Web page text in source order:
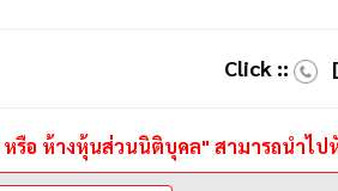
Click :: [
รือ ห้างหุ้นส่วนนิติบุคล" สามารถนำไ